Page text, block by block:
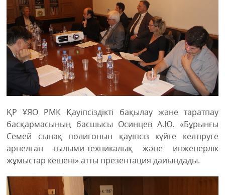
ҚР ҰЯО РМК Қауіпсіздікті бақылау және таратпау
басқармасының басшысы Осинцев А.Ю. «Бұрынғы
Семей сынақ полигонын қауіпсіз күйге келтіруге
арнелған ғылыми-техникалық және инженерлік
жұмыстар кешені» атты презентация даиындады.